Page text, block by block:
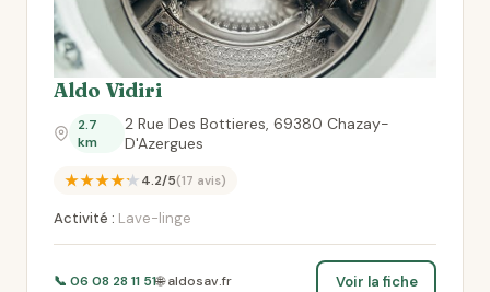
Aldo Vidiri
2.7
km
2 Rue Des Bottieres, 69380 Chazay-
D'Azergues
★★★★★4.2/5(17 avis)
Activité : Lave-linge
📞 06 08 28 11 51🌐 aldosav.fr Voir la fiche